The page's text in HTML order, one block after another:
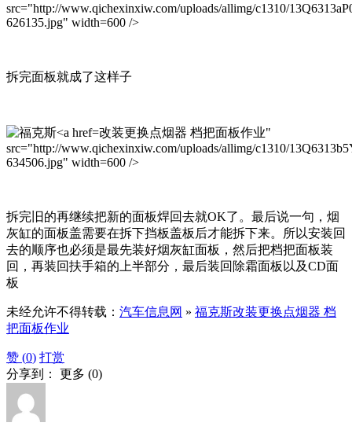
src="http://www.qichexinxiw.com/uploads/allimg/c1310/
626135.jpg" width=600 />
拆完面板就成了这样子
改装更换点烟器 档把面板作业"
src="http://www.qichexinxiw.com/uploads/allimg/c1310/
634506.jpg" width=600 />
拆完旧的再继续把新的面板焊回去就OK了。最后说一句，烟
灰缸的面板盖需要在拆下挡板盖板后才能拆下来。所以安装回
去的顺序也必须是最先装好烟灰缸面板，然后把档把面板装
回，再装回扶手箱的上半部分，最后装回除霜面板以及CD面
板
未经允许不得转载： 汽车信息网 » 福克斯改装更换点烟器 档
把面板作业
赞 (0) 打赏
分享到： 更多 (0)